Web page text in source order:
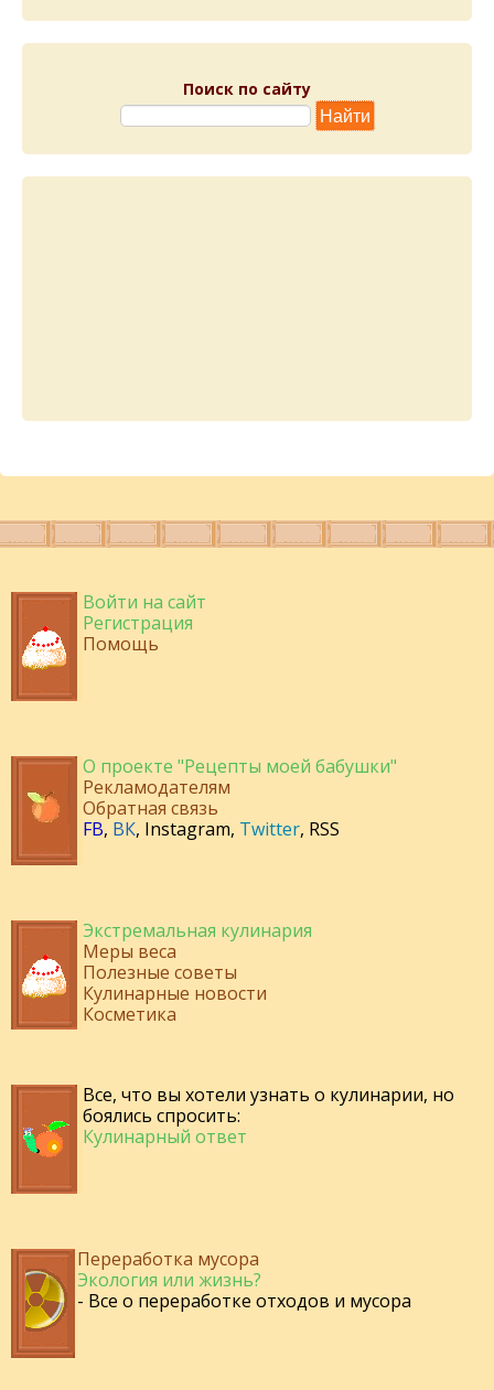
Поиск по сайту
Войти на сайт
Регистрация
Помощь
О проекте "Рецепты моей бабушки"
Рекламодателям
Обратная связь
FB, ВК, Instagram, Twitter, RSS
Экстремальная кулинария
Меры веса
Полезные советы
Кулинарные новости
Косметика
Все, что вы хотели узнать о кулинарии, но
боялись спросить:
Кулинарный ответ
Переработка мусора
Экология или жизнь?
- Все о переработке отходов и мусора